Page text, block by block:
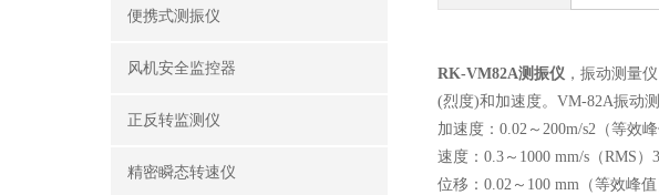
便携式测振仪
风机安全监控器
正反转监测仪
精密瞬态转速仪
RK-VM82A测振仪 ，振动测量
(烈度)和加速度。VM-82A振动
加速度：0.02～200m/s2（等效
速度：0.3～1000 mm/s（RMS）
位移：0.02～100 mm（等效峰